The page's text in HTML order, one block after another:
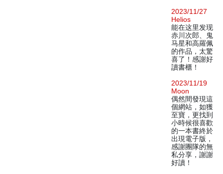
2023/11/27
Helios
能在这里发现
赤川次郎、鬼
马星和高羅佩
的作品，太驚
喜了！感謝好
讀書櫃！
2023/11/19
Moon
偶然間發現這
個網站，如獲
至寶，更找到
小時候很喜歡
的一本書終於
出現電子版，
感謝團隊的無
私分享，謝謝
好讀！